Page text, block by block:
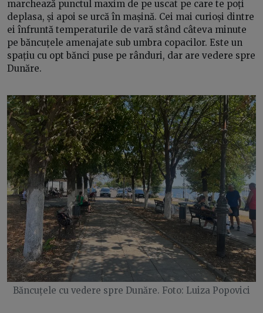
marchează punctul maxim de pe uscat pe care te poți
deplasa, și apoi se urcă în mașină. Cei mai curioși dintre
ei înfruntă temperaturile de vară stând câteva minute
pe băncuțele amenajate sub umbra copacilor. Este un
spațiu cu opt bănci puse pe rânduri, dar are vedere spre
Dunăre.
Băncuțele cu vedere spre Dunăre. Foto: Luiza Popovici